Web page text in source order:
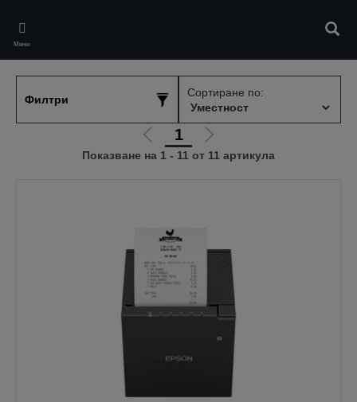
main
content
Меню
Филтри
Сортиране по:
Отиди
на
1
Отиди
на
Показване на 1 - 11 от 11 артикула